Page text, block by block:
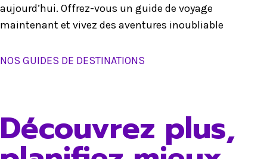
aujourd’hui. Offrez-vous un guide de voyage
maintenant et vivez des aventures inoubliable
NOS GUIDES DE DESTINATIONS
Découvrez plus,